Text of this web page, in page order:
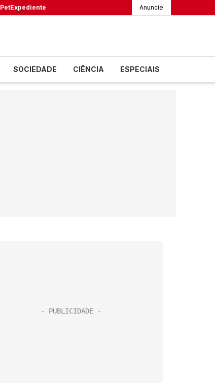
PetExpediente Anuncie
SOCIEDADE CIÊNCIA ESPECIAIS